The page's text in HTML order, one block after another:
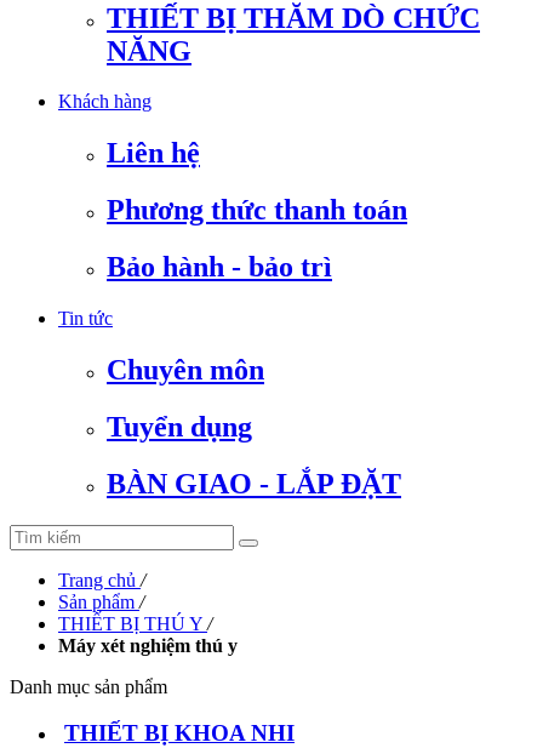
THIẾT BỊ THĂM DÒ CHỨC
NĂNG
Khách hàng
Liên hệ
Phương thức thanh toán
Bảo hành - bảo trì
Tin tức
Chuyên môn
Tuyển dụng
BÀN GIAO - LẮP ĐẶT
Trang chủ /
Sản phẩm /
THIẾT BỊ THÚ Y /
Máy xét nghiệm thú y
Danh mục sản phẩm
THIẾT BỊ KHOA NHI